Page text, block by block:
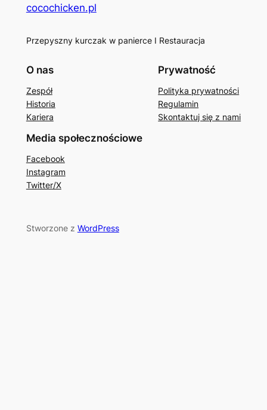
cocochicken.pl
Przepyszny kurczak w panierce I Restauracja
O nas
Zespół
Historia
Kariera
Prywatność
Polityka prywatności
Regulamin
Skontaktuj się z nami
Media społecznościowe
Facebook
Instagram
Twitter/X
Stworzone z WordPress